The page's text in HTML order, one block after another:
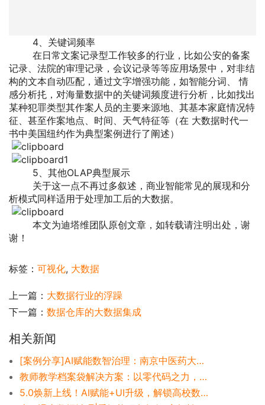
4、关键词频率
在日常文案记录型工作较多的行业，比如公安的备案
记录、法院的审理记录，会议记录等等应用场景中，对非结
构的文本自动匹配，通过文字增强功能，如智能分词、 情
感分析扥，对海量数据中的关键词频度进行分析，比如找出
某种犯罪类型其作案人员的主要来源地、其基本家庭情况特
征、甚至作案地点、时间、天气特征等（在 大数据时代一
书中美国纽约作为典型案例进行了阐述）
5、其他OLAP典型展示
关于这一点不再过多叙述，商业智能常见的展现和分
析模式同样适用于处理加工后的大数据。
本文为迪塔维团队原创文章，如转载请注明出处，谢
谢！
标签： 可视化, 大数据
上一篇： 大数据行业的浮躁
下一篇： 数据仓库的大数据集成
相关新闻
[案例分享]AI赋能数智治理：南京中医药大学的业数融合校园服务新范式
教师教学档案袋解决方案：以零代码之力，破局师资数字化管理难题
5.0焕新上线！AI赋能+UI升级，解锁高校数智治理新体验